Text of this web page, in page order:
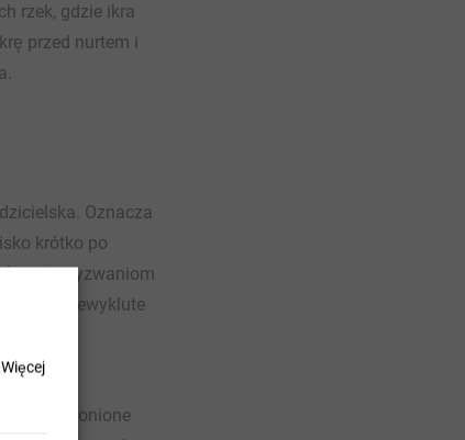
rzek, gdzie ikra
przed nurtem i
.
Oznacza
krótko po
czoła wyzwaniom
a niewyklute
są chronione
Więcej